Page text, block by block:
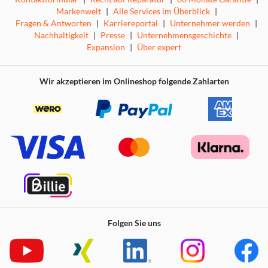
FORTSCHRITTLICHE GAMING-PERFORMANCE
Mit einer Reaktionszeit von 1 Millisekunde ist die G403
die praktisch sofortige Umsetzung aller Bewegungen und
Klicks. Durch das metallene Federspannungssystem der
G403 können die linke und rechte Maustaste immer mit
weniger Kraft ausgelöst werden. Dies sorgt für ein
hervorragendes Tastengefühl, eine schnelle Reaktionszeit
und Konsistenz bei jedem Klick.
Markenwelt | Alle Services im Überblick |
Fragen & Antworten | Karriereportal | Unternehmer werden |
Nachhaltigkeit | Presse | Unternehmensgeschichte |
Expansion | Über expert
Wir akzeptieren im Onlineshop folgende Zahlarten
Folgen Sie uns